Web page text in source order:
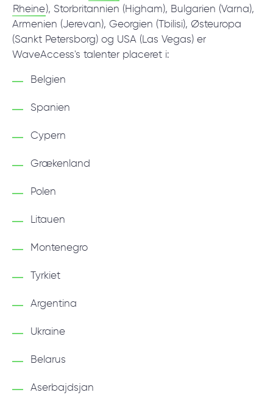
Rheine), Storbritannien (Higham), Bulgarien (Varna),
Armenien (Jerevan), Georgien (Tbilisi), Østeuropa
(Sankt Petersborg) og USA (Las Vegas) er
WaveAccess's talenter placeret i:
Belgien
Spanien
Cypern
Grækenland
Polen
Litauen
Montenegro
Tyrkiet
Argentina
Ukraine
Belarus
Aserbajdsjan